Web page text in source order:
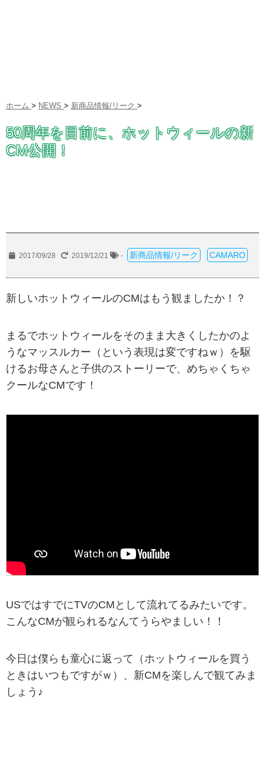
ホーム > NEWS > 新商品情報/リーク >
50周年を目前に、ホットウィールの新
CM公開！
2017/09/28 2019/12/21 - 新商品情報/リーク CAMARO
新しいホットウィールのCMはもう観ましたか！？
まるでホットウィールをそのまま大きくしたかのよ
うなマッスルカー（という表現は変ですねｗ）を駆
けるお母さんと子供のストーリーで、めちゃくちゃ
クールなCMです！
USではすでにTVのCMとして流れてるみたいです。
こんなCMが観られるなんてうらやましい！！
今日は僕らも童心に返って（ホットウィールを買う
ときはいつもですがｗ）、新CMを楽しんで観てみま
しょう♪